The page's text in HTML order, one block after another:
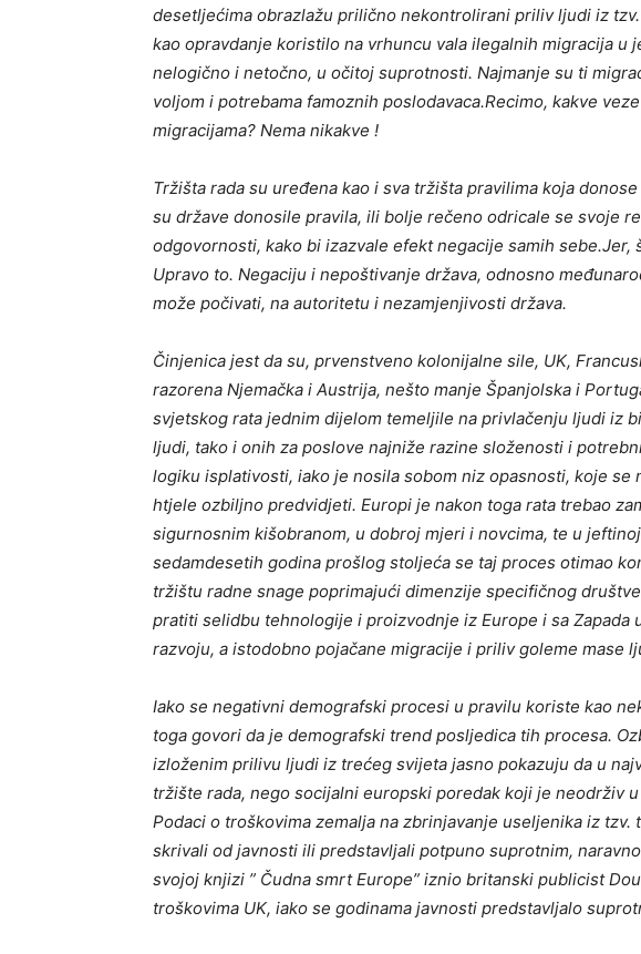
desetljećima obrazlažu prilično nekontrolirani priliv ljudi iz
kao opravdanje koristilo na vrhuncu vala ilegalnih migracija u
nelogično i netočno, u očitoj suprotnosti. Najmanje su ti
voljom i potrebama famoznih poslodavaca.Recimo, kakve
migracijama? Nema nikakve !
Tržišta rada su uređena kao i sva tržišta pravilima koja
su države donosile pravila, ili bolje rečeno odricale se svoje
odgovornosti, kako bi izazvale efekt negacije samih sebe.Jer,
Upravo to. Negaciju i nepoštivanje država, odnosno
može počivati, na autoritetu i nezamjenjivosti država.
Činjenica jest da su, prvenstveno kolonijalne sile, UK,
razorena Njemačka i Austrija, nešto manje Španjolska i
svjetskog rata jednim dijelom temeljile na privlačenju ljudi iz
ljudi, tako i onih za poslove najniže razine složenosti i
logiku isplativosti, iako je nosila sobom niz opasnosti, koje
htjele ozbiljno predvidjeti. Europi je nakon toga rata trebao
sigurnosnim kišobranom, u dobroj mjeri i novcima, te u
sedamdesetih godina prošlog stoljeća se taj proces otimao
tržištu radne snage poprimajući dimenzije specifičnog
pratiti selidbu tehnologije i proizvodnje iz Europe i sa Zapada
razvoju, a istodobno pojačane migracije i priliv goleme mase
Iako se negativni demografski procesi u pravilu koriste kao
toga govori da je demografski trend posljedica tih procesa.
izloženim prilivu ljudi iz trećeg svijeta jasno pokazuju da u
tržište rada, nego socijalni europski poredak koji je neodrživ
Podaci o troškovima zemalja na zbrinjavanje useljenika iz
skrivali od javnosti ili predstavljali potpuno suprotnim,
svojoj knjizi ” Čudna smrt Europe” iznio britanski publicist
troškovima UK, iako se godinama javnosti predstavljalo